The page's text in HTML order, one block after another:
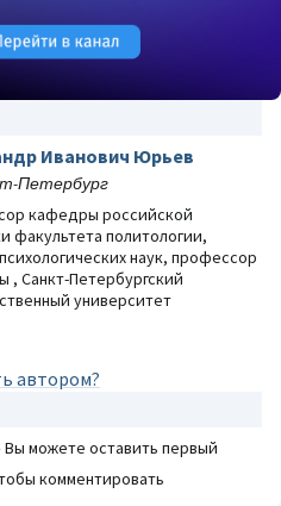
Иванович Юрьев
Петербург
кафедры российской
факультета политологии,
наук, профессор
, Санкт-Петербургский
университет
автором?
можете оставить первый
комментировать